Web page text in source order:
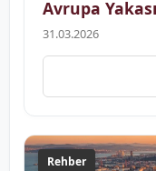
Avrupa
31.03.2026
Rehber